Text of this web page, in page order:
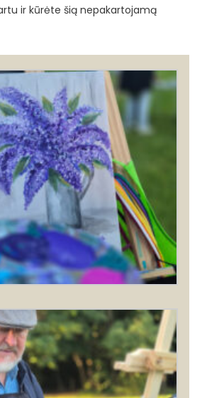
ir kūrėte šią nepakartojamą